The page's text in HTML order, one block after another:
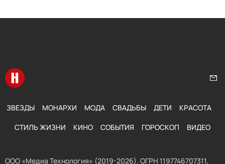
Перейти на главную
ЗВЕЗДЫ МОНАРХИ МОДА СВАДЬБЫ ДЕТИ КРАСОТА
СТИЛЬ ЖИЗНИ КИНО СОБЫТИЯ ГОРОСКОП ВИДЕО
ООО «Медиа Технология» (2019-2026). ОГРН 1197746707311,